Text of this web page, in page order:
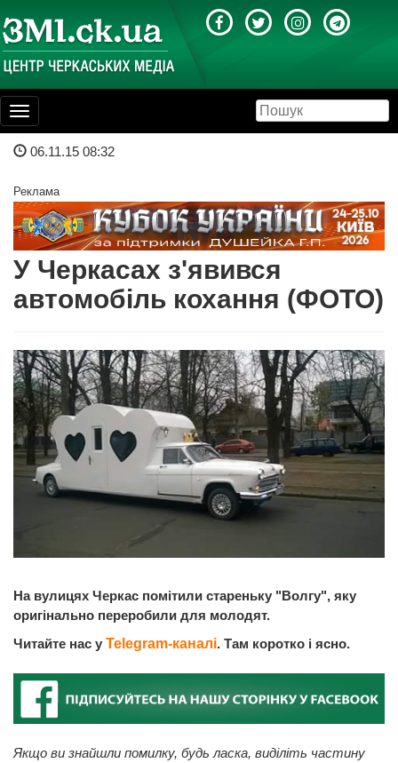
Toggle
navigation
06.11.15 08:32
Реклама
У Черкасах з'явився
автомобіль кохання (ФОТО)
На вулицях Черкас помітили стареньку "Волгу", яку
оригінально переробили для молодят.
Читайте нас у Telegram-каналі. Там коротко і ясно.
Якщо ви знайшли помилку, будь ласка, виділіть частину